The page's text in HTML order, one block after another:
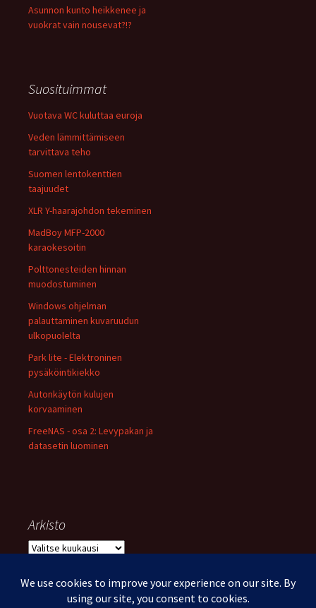
Asunnon kunto heikkenee ja
vuokrat vain nousevat?!?
Suosituimmat
Vuotava WC kuluttaa euroja
Veden lämmittämiseen
tarvittava teho
Suomen lentokenttien
taajuudet
XLR Y-haarajohdon tekeminen
MadBoy MFP-2000
karaokesoitin
Polttonesteiden hinnan
muodostuminen
Windows ohjelman
palauttaminen kuvaruudun
ulkopuolelta
Park lite - Elektroninen
pysäköintikiekko
Autonkäytön kulujen
korvaaminen
FreeNAS - osa 2: Levypakan ja
datasetin luominen
Arkisto
Arkisto